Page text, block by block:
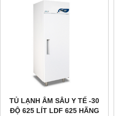
TỦ LẠNH ÂM SÂU Y TẾ -30
ĐỘ 625 LÍT LDF 625 HÃNG